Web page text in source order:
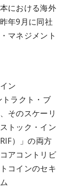
における海外
年9月に同社
マネジメント
ン
トラクト・ブ
そのスケーリ
トック・イン
）」の両方
アコントリビ
コインのセキ